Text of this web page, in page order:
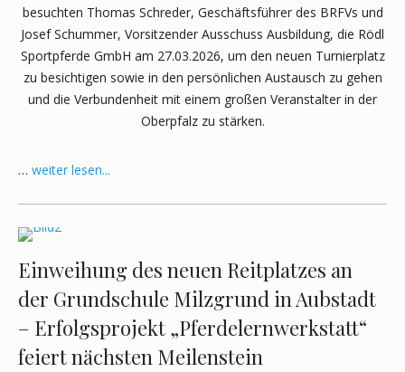
besuchten Thomas Schreder, Geschäftsführer des BRFVs und
Josef Schummer, Vorsitzender Ausschuss Ausbildung, die Rödl
Sportpferde GmbH am 27.03.2026, um den neuen Turnierplatz
zu besichtigen sowie in den persönlichen Austausch zu gehen
und die Verbundenheit mit einem großen Veranstalter in der
Oberpfalz zu stärken.
… weiter lesen...
Einweihung des neuen Reitplatzes an
der Grundschule Milzgrund in Aubstadt
– Erfolgsprojekt „Pferdelernwerkstatt“
feiert nächsten Meilenstein